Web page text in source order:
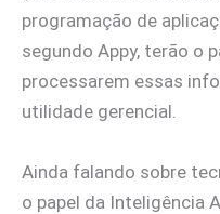
programação de
segundo Appy, terão o
processarem essas
utilidade gerencial.
Ainda falando sobre
o papel da Inteligência